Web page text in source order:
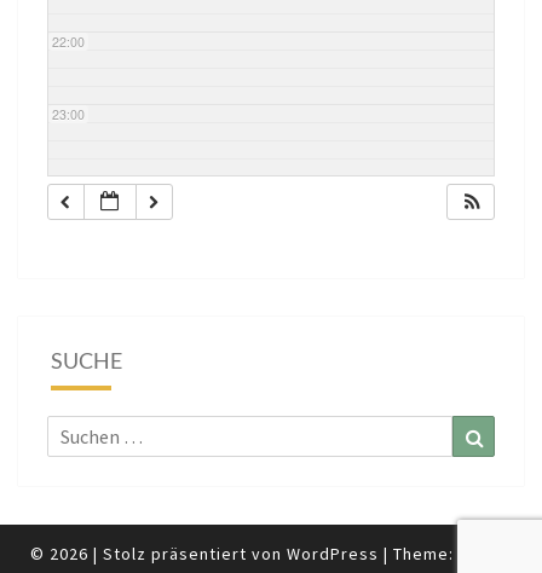
22:00
23:00
SUCHE
Suchen
nach:
© 2026 | Stolz präsentiert von WordPress | Theme: